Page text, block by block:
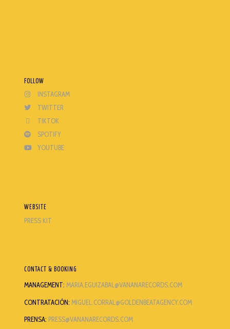
FOLLOW
INSTAGRAM
TWITTER
TIKTOK
SPOTIFY
YOUTUBE
WEBSITE
PRESS KIT
CONTACT & BOOKING
MANAGEMENT: MARIA.EGUIZABAL@VANANARECORDS.COM
CONTRATACIÓN: MIGUEL.CORRAL@GOLDENBEATAGENCY.COM
PRENSA: PRESS@VANANARECORDS.COM